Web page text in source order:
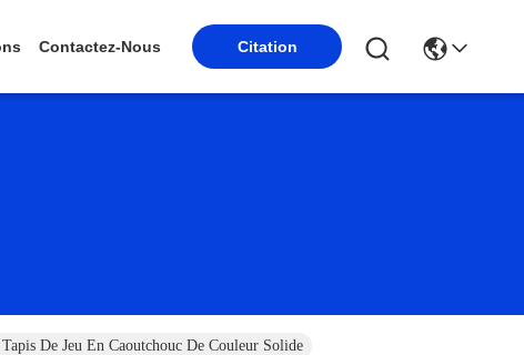
Contactez-Nous Citation
De Jeu En Caoutchouc De Couleur Solide